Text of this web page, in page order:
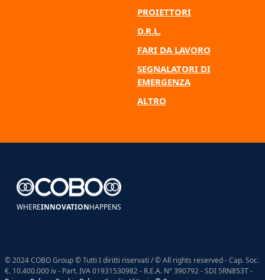
PROIETTORI
D.R.L.
FARI DA LAVORO
SEGNALATORI DI
EMERGENZA
ALTRO
WHEREINNOVATIONHAPPENS
© 2024 COBO Group © Tutti I diritti riservati / © All rights reserved - Cap. Soc.
€. 10.400.000 iv - Part. IVA 01931530982 - R.E.A. N° 390792 - SDI 5RN853T -